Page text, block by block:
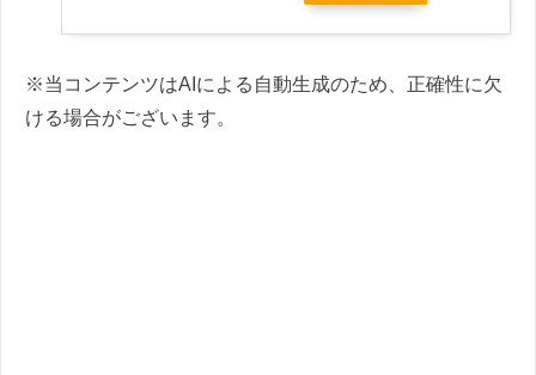
※当コンテンツはAIによる自動生成のため、正確性に欠
ける場合がございます。